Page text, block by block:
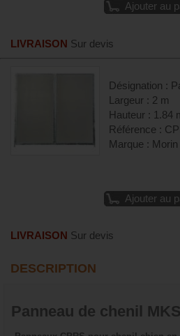
Ajouter au
LIVRAISON Sur devis
Désignation :
Largeur : 2 m
Hauteur : 1.84
Référence :
Marque :
Ajouter au
LIVRAISON Sur devis
DESCRIPTION
Panneau de chenil